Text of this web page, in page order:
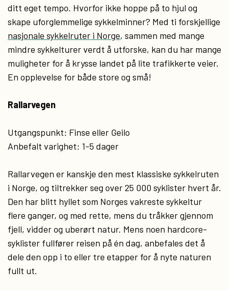
ditt eget tempo. Hvorfor ikke hoppe på to hjul og
skape uforglemmelige sykkelminner? Med ti forskjellige
nasjonale sykkelruter i Norge, sammen med mange
mindre sykkelturer verdt å utforske, kan du har mange
muligheter for å krysse landet på lite trafikkerte veier.
En opplevelse for både store og små!
Rallarvegen
Utgangspunkt: Finse eller Geilo
Anbefalt varighet: 1-5 dager
Rallarvegen er kanskje den mest klassiske sykkelruten
i Norge, og tiltrekker seg over 25 000 syklister hvert år.
Den har blitt hyllet som Norges vakreste sykkeltur
flere ganger, og med rette, mens du tråkker gjennom
fjell, vidder og uberørt natur. Mens noen hardcore-
syklister fullfører reisen på én dag, anbefales det å
dele den opp i to eller tre etapper for å nyte naturen
fullt ut.